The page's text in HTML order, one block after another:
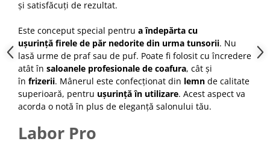
Cap manechin par natural
Trepiede cap manechin
Foarfece de tuns
Foarfece de filat
și satisfăcuți de rezultat.
Este conceput special pentru a îndepărta cu
ușurință firele de păr nedorite din urma tunsorii. Nu
lasă urme de praf sau de puf. Poate fi folosit cu încredere
atât în saloanele profesionale de coafura, cât și
în frizerii. Mânerul este confecționat din lemn de calitate
superioară, pentru ușurință în utilizare. Acest aspect va
acorda o notă în plus de eleganță salonului tău.
Labor Pro